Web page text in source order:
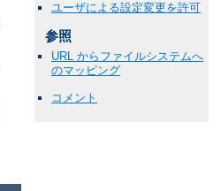
ユーザによる設定変更を許可
参照
URL からファイルシステムへ
のマッピング
コメント